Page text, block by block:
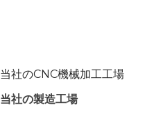
当社のCNC機械加工工場
当社の製造工場